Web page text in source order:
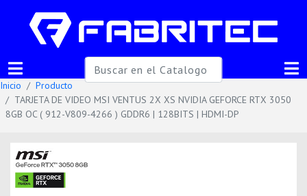
Inicio
Producto
TARJETA DE VIDEO MSI VENTUS 2X XS NVIDIA GEFORCE RTX 3050
8GB OC ( 912-V809-4266 ) GDDR6 | 128BITS | HDMI-DP